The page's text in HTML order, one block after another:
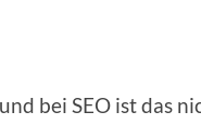
bei SEO ist das